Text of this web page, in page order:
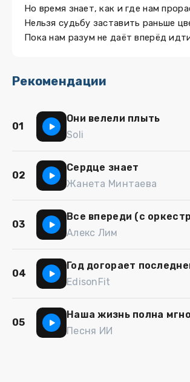
Но время знает, как и где нам
Нельзя судьбу заставить раньше
Пока нам разум не даёт вперёд
Рекомендации
01
Они велели плыть
Soli
02
Сердце знает
Жанета Минтаева
03
Все впереди (с
Алекс Лим
04
EdisonFit
05
Песня ИИ